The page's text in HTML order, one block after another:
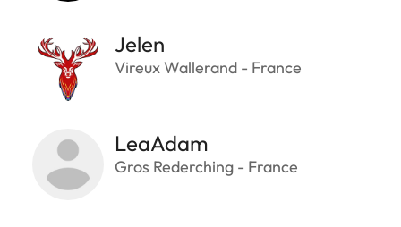
Jelen
Vireux Wallerand - France
LeaAdam
Gros Rederching - France